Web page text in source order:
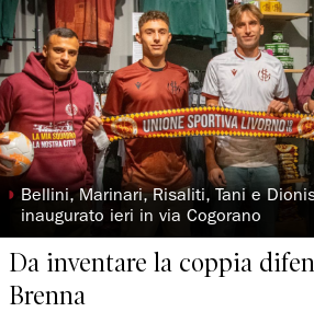
◗ Bellini, Marinari, Risaliti, Tani e
inaugurato ieri in via Cogorano
Da inventare la coppia
Brenna